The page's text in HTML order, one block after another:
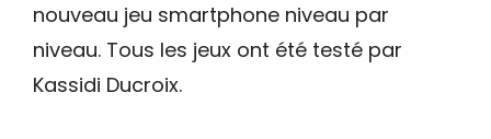
nouveau jeu smartphone niveau par
niveau. Tous les jeux ont été testé par
Kassidi Ducroix.